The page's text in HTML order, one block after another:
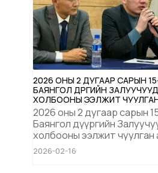
2026 ОНЫ 2 ДУГААР САРЫН
БАЯНГОЛ ДҮҮРГИЙН
ХОЛБООНЫ ЭЭЛЖИТ
АМЖИЛТТАЙ БОЛЖ
2026 оны 2 дугаар сарын
Баянгол дүүргийн
холбооны ээлжит чуулган
болж өндөрлөлөө. Тус чуулганыг Монголын
Залуучуудын Холбооны
2026-02-16